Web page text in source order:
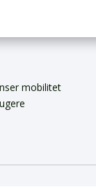
mobilitet